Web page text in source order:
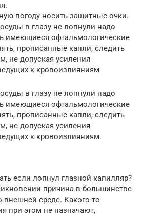
погоду носить защитные очки.
в глазу не лопнули надо
имеющиеся офтальмологические
прописанные капли, следить
не допуская усиления
к кровоизлияниям
в глазу не лопнули надо
имеющиеся офтальмологические
прописанные капли, следить
не допуская усиления
к кровоизлияниям.
если лопнул глазной капилляр?
причина в большинстве
внешней среде. Какого-то
при этом не назначают,